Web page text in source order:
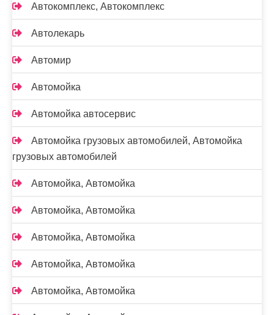
Автокомплекс, Автокомплекс
Автолекарь
Автомир
Автомойка
Автомойка автосервис
Автомойка грузовых автомобилей, Автомойка
грузовых автомобилей
Автомойка, Автомойка
Автомойка, Автомойка
Автомойка, Автомойка
Автомойка, Автомойка
Автомойка, Автомойка